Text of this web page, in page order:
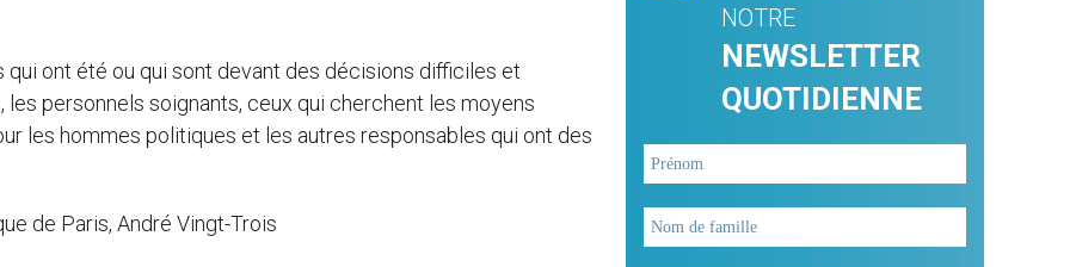
ont été ou qui sont devant des décisions difficiles et
personnels soignants, ceux qui cherchent les moyens
les hommes politiques et les autres responsables qui ont des
de Paris, André Vingt-Trois
NOTRE
NEWSLETTER
QUOTIDIENNE